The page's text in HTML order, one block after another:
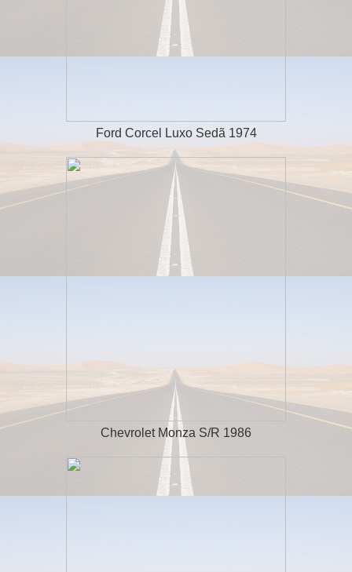
Ford Corcel Luxo Sedã 1974
Chevrolet Monza S/R 1986